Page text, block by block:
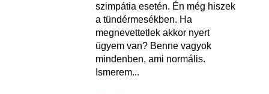
szimpátia esetén. Én még hiszek
a tündérmesékben. Ha
megnevettetlek akkor nyert
ügyem van? Benne vagyok
mindenben, ami normális.
Ismerem...